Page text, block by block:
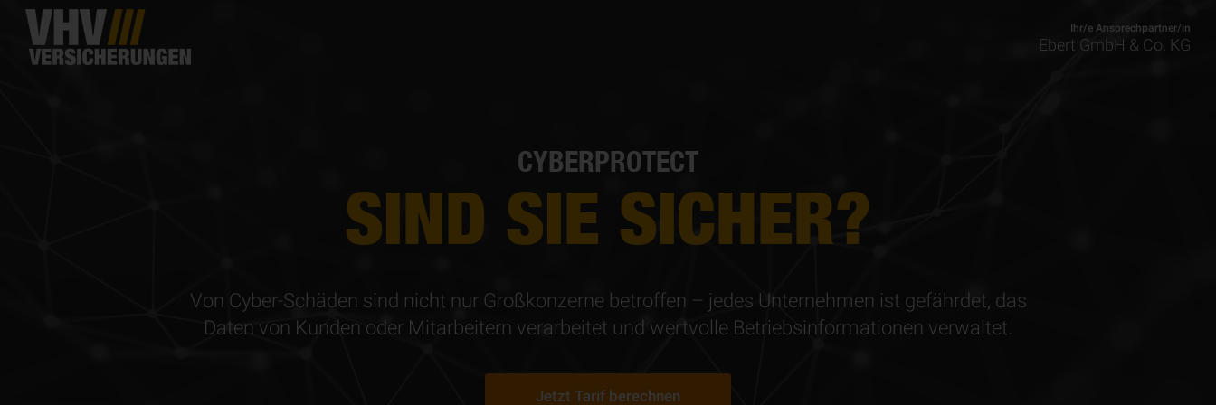
Ihr/e Ansprechpartner/in
Ebert GmbH & Co. KG
CYBERPROTECT
SIND SIE SICHER?
Von Cyber-Schäden sind nicht nur Großkonzerne betroffen – jedes Unternehmen ist gefährdet, das
Daten von Kunden oder Mitarbeitern verarbeitet und wertvolle Betriebs­informationen verwaltet.
Jetzt Tarif berechnen